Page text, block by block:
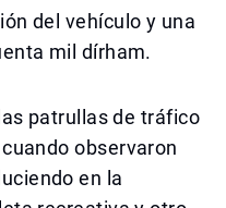
del vehículo y una
mil dírham.
patrullas de tráfico
observaron
en la